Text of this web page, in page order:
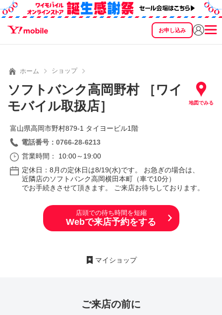
お申し込み
SEARCH
ホーム ショップ
ソフトバンク高岡野村 ［ワイ
モバイル取扱店］
地図でみる
富山県高岡市野村879‐1 タイヨービル1階
電話番号：0766-28-6213
営業時間： 10:00～19:00
定休日：8月の定休日は8/19(水)です。 お急ぎの場合は、
近隣店のソフトバンク高岡横田本町（車で10分）
でお手続きさせて頂きます。 ご来店お待ちしております。
店頭での待ち時間を短縮
Webで来店予約をする
マイショップ
ご来店の前に